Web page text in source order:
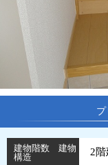
建物階数 建物
構造
2